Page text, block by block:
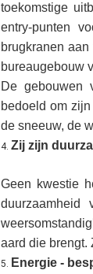
toekomstige
entry-punten
brugkranen
bureaugebouw
De gebouwen
bedoeld om
de sneeuw, de
4. Zij zijn
Geen kwestie
aard die brengt.
5. Energie -